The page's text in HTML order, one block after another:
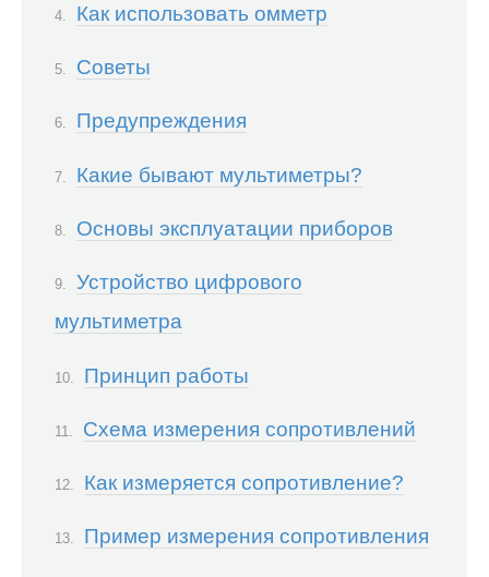
Как использовать омметр
Советы
Предупреждения
Какие бывают мультиметры?
Основы эксплуатации приборов
Устройство цифрового
мультиметра
Принцип работы
Схема измерения сопротивлений
Как измеряется сопротивление?
Пример измерения сопротивления